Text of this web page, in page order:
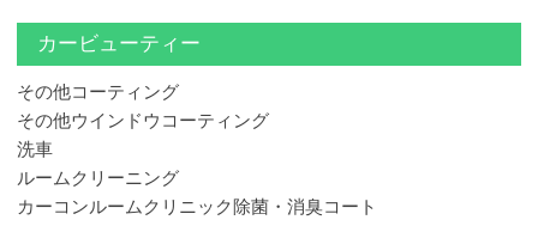
カービューティー
その他コーティング
その他ウインドウコーティング
洗車
ルームクリーニング
カーコンルームクリニック除菌・消臭コート